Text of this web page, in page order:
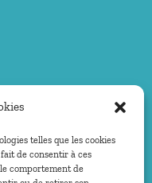
telles que les cookies
de consentir à ces
comportement de